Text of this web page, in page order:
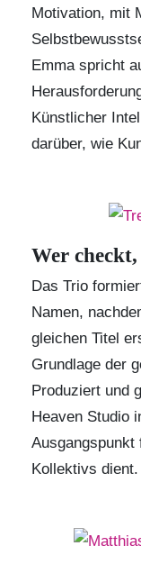
Motivation, mit
Emma spricht
Künstlicher
darüber, wie
Wer
Das Trio
Namen,
gleichen Titel
Grundlage der
Produziert und
Heaven Studio
Ausgangspunkt
Kollektivs